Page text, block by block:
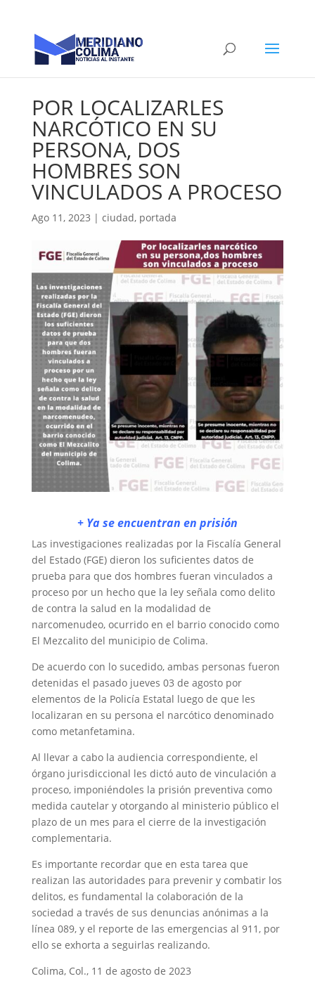
POR LOCALIZARLES
NARCÓTICO EN SU
PERSONA, DOS
HOMBRES SON
VINCULADOS A PROCESO
Ago 11, 2023 | ciudad, portada
+ Ya se encuentran en prisión
Las investigaciones realizadas por la Fiscalía General
del Estado (FGE) dieron los suficientes datos de
prueba para que dos hombres fueran vinculados a
proceso por un hecho que la ley señala como delito
de contra la salud en la modalidad de
narcomenudeo, ocurrido en el barrio conocido como
El Mezcalito del municipio de Colima.
De acuerdo con lo sucedido, ambas personas fueron
detenidas el pasado jueves 03 de agosto por
elementos de la Policía Estatal luego de que les
localizaran en su persona el narcótico denominado
como metanfetamina.
Al llevar a cabo la audiencia correspondiente, el
órgano jurisdiccional les dictó auto de vinculación a
proceso, imponiéndoles la prisión preventiva como
medida cautelar y otorgando al ministerio público el
plazo de un mes para el cierre de la investigación
complementaria.
Es importante recordar que en esta tarea que
realizan las autoridades para prevenir y combatir los
delitos, es fundamental la colaboración de la
sociedad a través de sus denuncias anónimas a la
línea 089, y el reporte de las emergencias al 911, por
ello se exhorta a seguirlas realizando.
Colima, Col., 11 de agosto de 2023